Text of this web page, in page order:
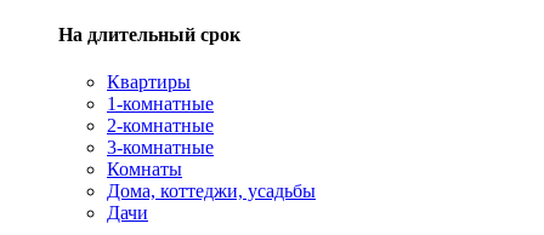
На длительный срок
Квартиры
1-комнатные
2-комнатные
3-комнатные
Комнаты
Дома, коттеджи, усадьбы
Дачи